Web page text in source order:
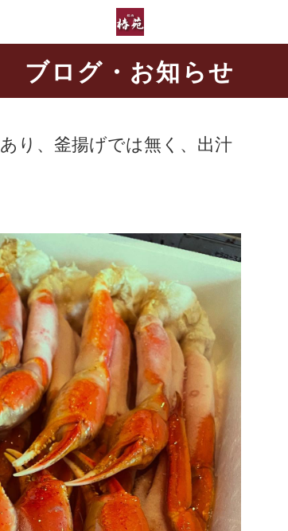
ブログ・お知らせ
り、釜揚げでは無く、出汁